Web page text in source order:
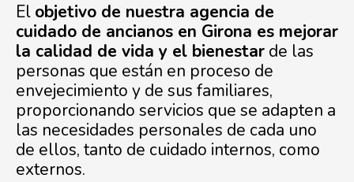
El objetivo de nuestra agencia de
cuidado de ancianos en Girona es mejorar
la calidad de vida y el bienestar de las
personas que están en proceso de
envejecimiento y de sus familiares,
proporcionando servicios que se adapten a
las necesidades personales de cada uno
de ellos, tanto de cuidado internos, como
externos.